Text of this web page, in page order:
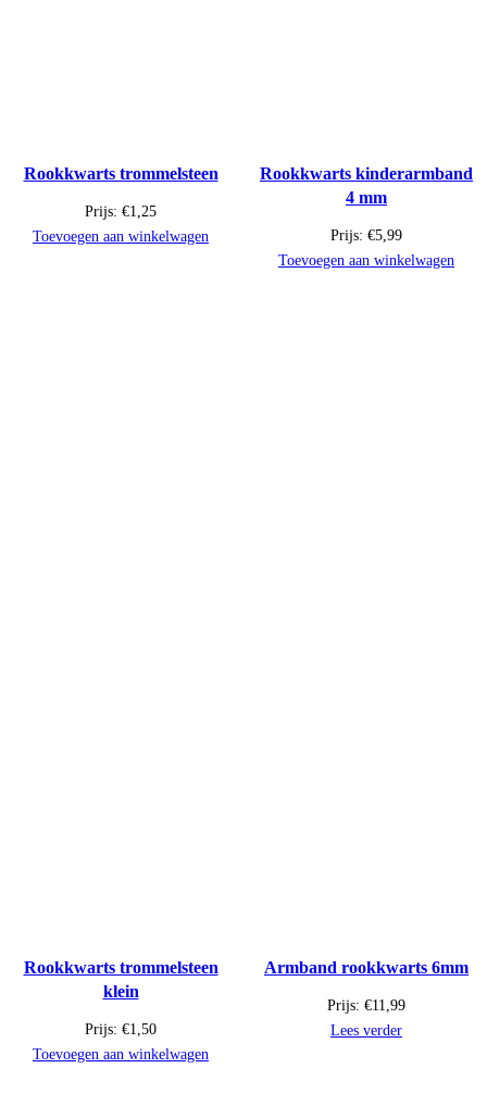
Rookkwarts trommelsteen
Prijs: €1,25
Toevoegen aan winkelwagen
Rookkwarts kinderarmband
4 mm
Prijs: €5,99
Toevoegen aan winkelwagen
Rookkwarts trommelsteen
klein
Prijs: €1,50
Toevoegen aan winkelwagen
Armband rookkwarts 6mm
Prijs: €11,99
Lees verder